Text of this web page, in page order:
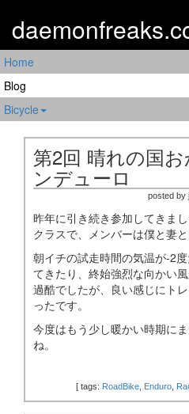
Home
Blog
Bicycle
第2回 晴れの国
ンデューロ
posted by
昨年に引き続き参加してきま
クラスで、メンバーは僕と妻と
朝イチの試走時間の気温が-2
てきたり、終始強烈な向かい
過酷でしたが、良い感じにト
ったです。
今度はもう少し暖かい時期に
ね。
[ tags: RoadBike Enduro